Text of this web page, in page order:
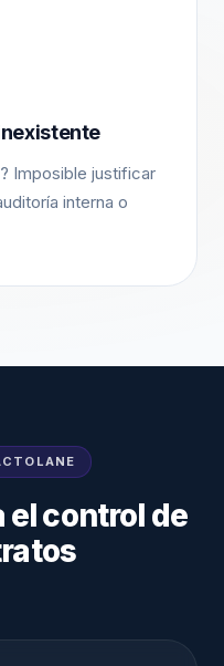
Imposible justificar
interna o
el control de